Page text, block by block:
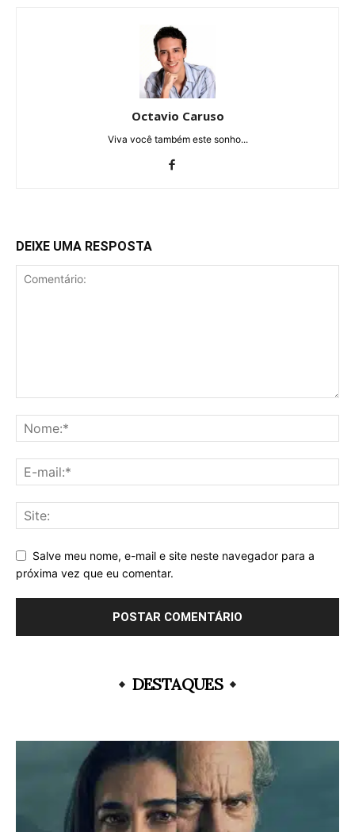
Octavio Caruso
Viva você também este sonho...
DEIXE UMA RESPOSTA
Salve meu nome, e-mail e site neste navegador para a
próxima vez que eu comentar.
DESTAQUES